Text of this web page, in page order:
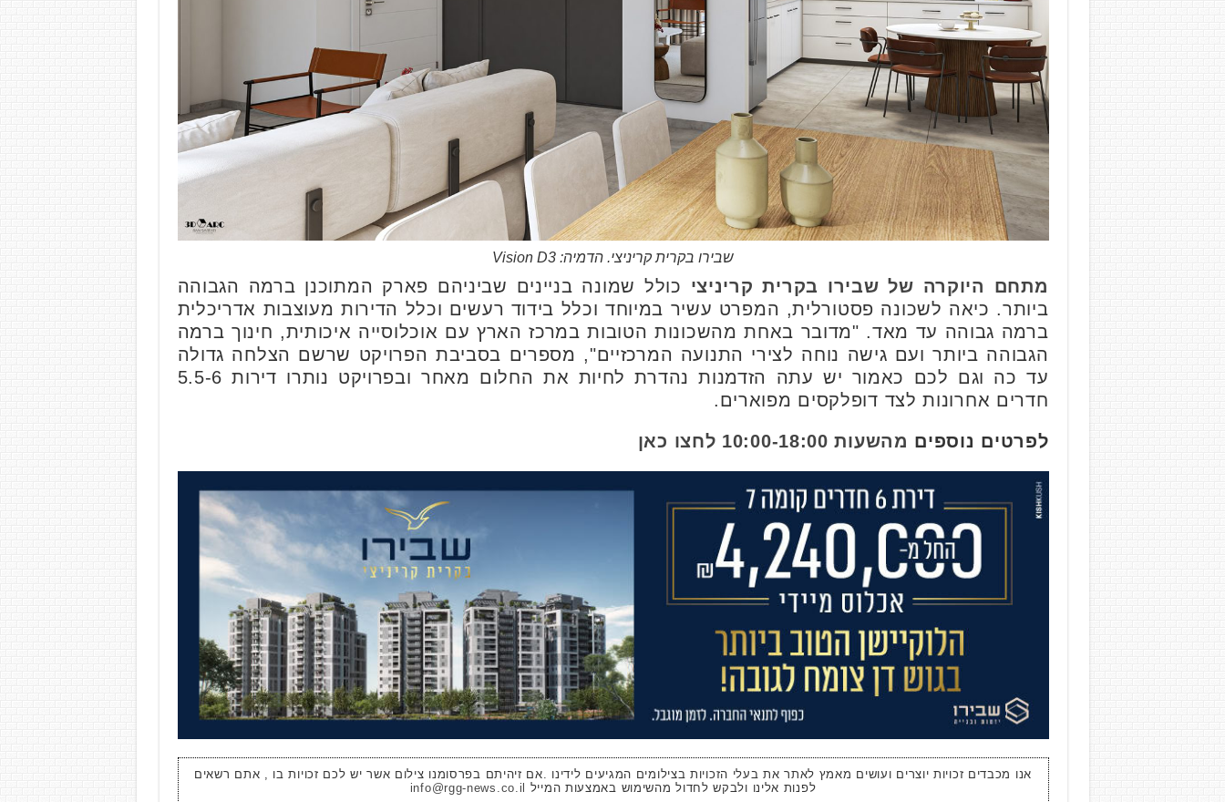
שבירו בקרית קריניצי. הדמיה: Vision D3
מתחם היוקרה של שבירו בקרית קריניצי כולל שמונה בניינים שביניהם פארק המתוכנן ברמה הגבוהה
ביותר. כיאה לשכונה פסטורלית, המפרט עשיר במיוחד וכלל בידוד רעשים וכלל הדירות מעוצבות אדריכלית
ברמה גבוהה עד מאד. "מדובר באחת מהשכונות הטובות במרכז הארץ עם אוכלוסייה איכותית, חינוך ברמה
הגבוהה ביותר ועם גישה נוחה לצירי התנועה המרכזיים", מספרים בסביבת הפרויקט שרשם הצלחה גדולה
עד כה וגם לכם כאמור יש עתה הזדמנות נהדרת לחיות את החלום מאחר ובפרויקט נותרו דירות 5.5-6
חדרים אחרונות לצד דופלקסים מפוארים.
לפרטים נוספים מהשעות 10:00-18:00 לחצו כאן
אנו מכבדים זכויות יוצרים ועושים מאמץ לאתר את בעלי הזכויות בצילומים המגיעים לידינו .אם זיהיתם בפרסומנו צילום אשר יש לכם זכויות בו , אתם רשאים
לפנות אלינו ולבקש לחדול מהשימוש באמצעות המייל
info@rgg-news.co.il